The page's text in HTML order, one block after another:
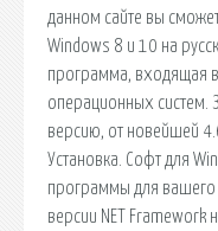
данном сайте вы
Windows 8 и 10 на
программа, входящая
операционных систем.
версию, от новейшей
Установка. Софт для
программы для вашего
версии NET Framework